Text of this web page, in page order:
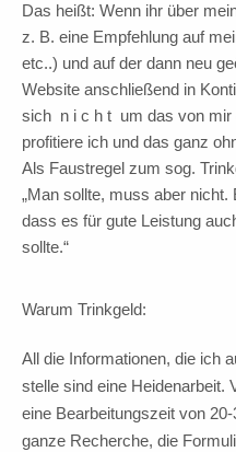
Das heißt: Wenn ihr über
z. B. eine Empfehlung auf
etc..) und auf der dann neu
Website anschließend in
sich n i c h t um das von mir
profitiere ich und das ganz
Als Faustregel zum sog.
„Man sollte, muss aber nicht.
dass es für gute Leistung
sollte.“
Warum Trinkgeld:
All die Informationen, die ich
stelle sind eine Heidenarbeit.
eine Bearbeitungszeit von
ganze Recherche, die